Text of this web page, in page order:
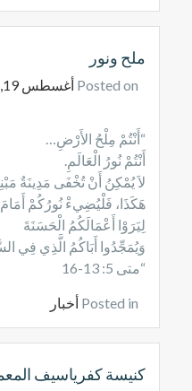
ملح ونور
Posted on أغسطس 19, 2014
“أَنْتُمْ مِلْحُ الأَرْضِ…
أَنْتُمْ نُورُ الْعَالَمِ.
لاَ يُمْكِنُ أَنْ تُخْفَى مَدِينَةٌ
هَكَذَا، فَلْيُضِيءْ نُورُكُمْ
لِيَرَوْا أَعْمَالَكُمُ الْحَسَنَةَ
وَيُمَجِّدُوا أَبَاكُمُ الَّذِي فِي
“متى 5: 13-16
Posted in أخبار
كنيسة كفرياسيف